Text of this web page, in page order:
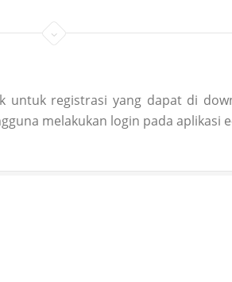
untuk registrasi yang dapat di
melakukan login pada aplikasi